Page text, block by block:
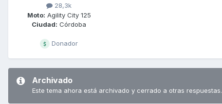
28,3k
Moto: Agility City 125
Ciudad: Córdoba
Donador
Archivado
Este tema ahora está archivado y cerrado a otras respuestas.